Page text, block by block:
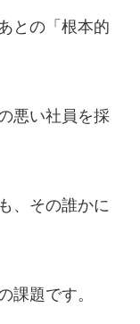
との「根本的
悪い社員を採
、その誰かに
課題です。